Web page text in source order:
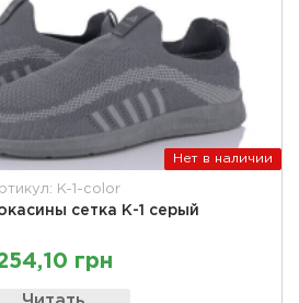
Нет в наличии
K-1-color
сетка К-1 серый
грн